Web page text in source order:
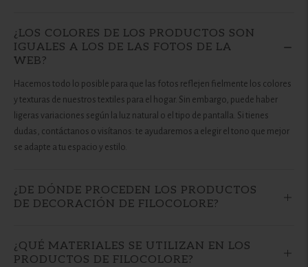
¿LOS COLORES DE LOS PRODUCTOS SON
IGUALES A LOS DE LAS FOTOS DE LA
WEB?
Hacemos todo lo posible para que las fotos reflejen fielmente los colores
y texturas de nuestros textiles para el hogar. Sin embargo, puede haber
ligeras variaciones según la luz natural o el tipo de pantalla. Si tienes
dudas, contáctanos o visítanos: te ayudaremos a elegir el tono que mejor
se adapte a tu espacio y estilo.
¿DE DÓNDE PROCEDEN LOS PRODUCTOS
DE DECORACIÓN DE FILOCOLORE?
¿QUÉ MATERIALES SE UTILIZAN EN LOS
PRODUCTOS DE FILOCOLORE?